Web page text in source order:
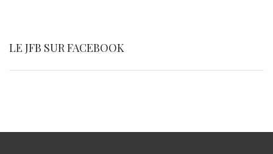
LE JFB SUR FACEBOOK